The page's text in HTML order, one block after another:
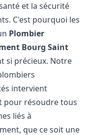
et la sécurité
C'est pourquoi les
Plombier
Bourg Saint
si précieux. Notre
intervient
pour résoudre tous
liés à
que ce soit une